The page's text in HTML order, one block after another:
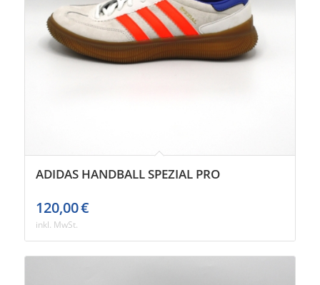
ADIDAS HANDBALL SPEZIAL PRO
120,00€
inkl. MwSt.